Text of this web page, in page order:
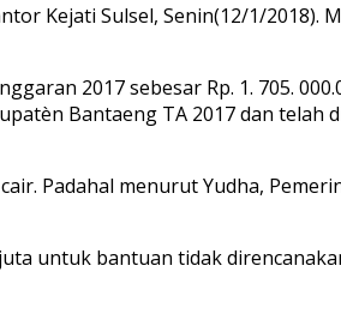
Kejati Sulsel, Senin(12/1/2018).
2017 sebesar Rp. 1. 705.
Bantaeng TA 2017 dan telah
Padahal menurut Yudha,
untuk bantuan tidak